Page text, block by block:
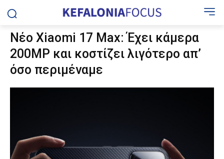
Νέο Xiaomi 17 Max: Έχει κάμερα
200MP και κοστίζει λιγότερο απ’
όσο περιμέναμε